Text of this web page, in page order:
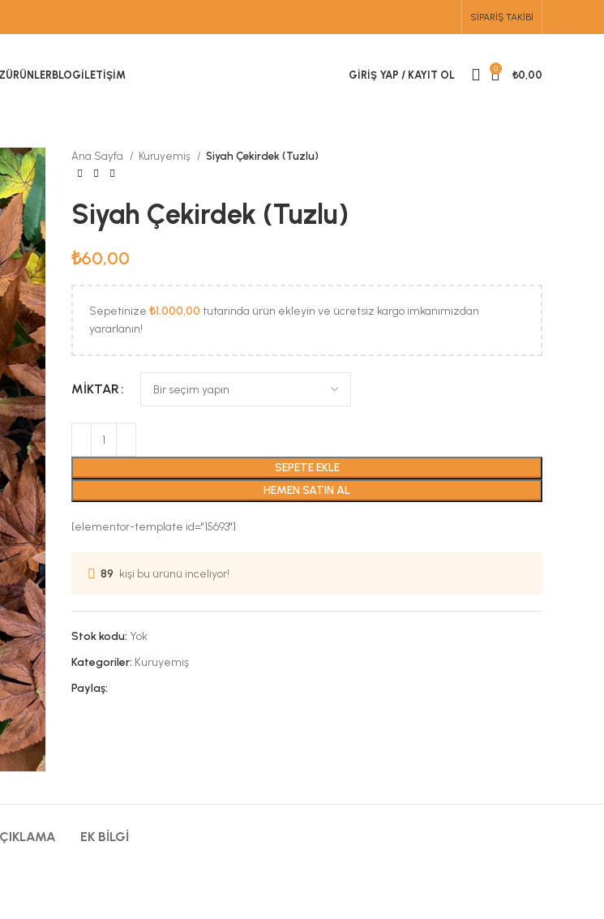
SIPARIŞ TAKIBI
ÜRÜNLERBLOGİLETIŞIM GIRIŞ YAP / KAYIT OL 0 ₺0,00
Ana Sayfa Kuruyemiş Siyah Çekirdek (Tuzlu)
Siyah Çekirdek (Tuzlu)
₺60,00
Sepetinize ₺1.000,00 tutarında ürün ekleyin ve ücretsiz kargo imkanımızdan
yararlanın!
MIKTAR
SEPETE EKLE
HEMEN SATIN AL
[elementor-template id="15693"]
89 kişi bu ürünü inceliyor!
Stok kodu: Yok
Kategoriler: Kuruyemiş
Paylaş:
EK BILGI